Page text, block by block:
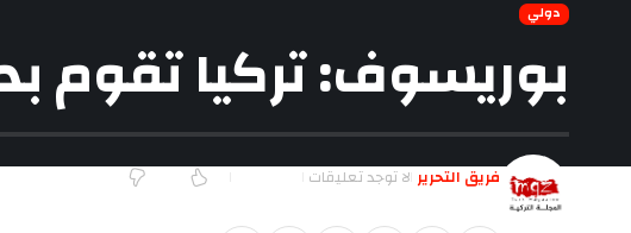
دولي
بوريسوف: تركيا تقوم
فريق التحرير لا توجد تعليقات